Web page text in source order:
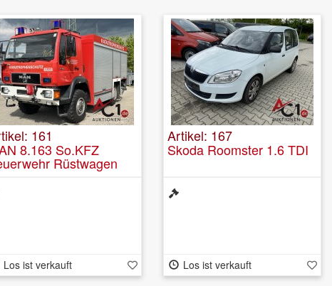
161
8.163 So.KFZ
Rüstwagen
Los ist verkauft
Artikel: 167
Skoda Roomster 1.6 TDI
Los ist verkauft